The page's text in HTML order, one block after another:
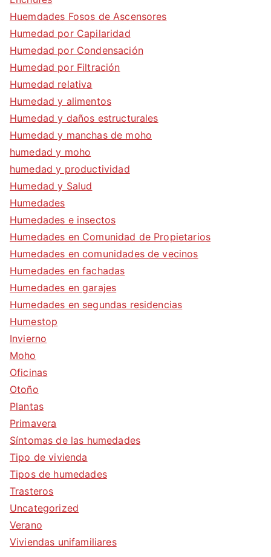
Huemdades Fosos de Ascensores
Humedad por Capilaridad
Humedad por Condensación
Humedad por Filtración
Humedad relativa
Humedad y alimentos
Humedad y daños estructurales
Humedad y manchas de moho
humedad y moho
humedad y productividad
Humedad y Salud
Humedades
Humedades e insectos
Humedades en Comunidad de Propietarios
Humedades en comunidades de vecinos
Humedades en fachadas
Humedades en garajes
Humedades en segundas residencias
Humestop
Invierno
Moho
Oficinas
Otoño
Plantas
Primavera
Síntomas de las humedades
Tipo de vivienda
Tipos de humedades
Trasteros
Uncategorized
Verano
Viviendas unifamiliares